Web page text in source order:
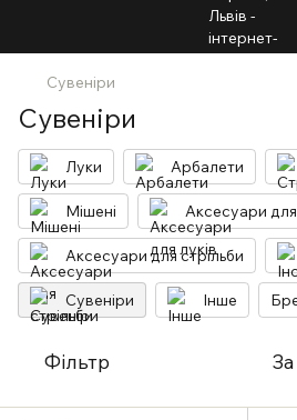
Сувеніри
Сувеніри
Луки Арбалети
Мішені Аксесуари для
Аксесуари для стрільби
Сувеніри Інше
Фільтр